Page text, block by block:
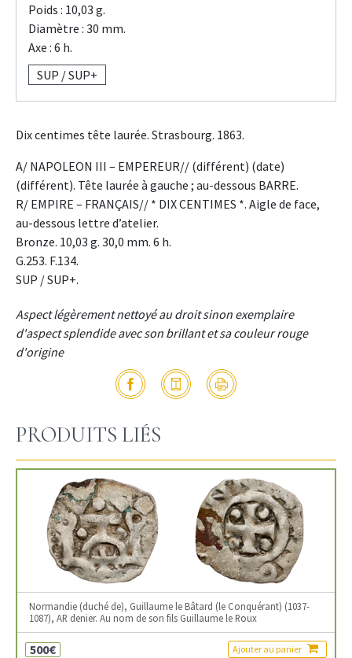
Poids : 10,03 g.
Diamètre : 30 mm.
Axe : 6 h.
SUP / SUP+
Dix centimes tête laurée. Strasbourg. 1863.
A/ NAPOLEON III – EMPEREUR// (différent) (date)
(différent). Tête laurée à gauche ; au-dessous BARRE.
R/ EMPIRE – FRANÇAIS// * DIX CENTIMES *. Aigle de face,
au-dessous lettre d’atelier.
Bronze. 10,03 g. 30,0 mm. 6 h.
G.253. F.134.
SUP / SUP+.
Aspect légèrement nettoyé au droit sinon exemplaire
d'aspect splendide avec son brillant et sa couleur rouge
d'origine
PRODUITS LIÉS
Normandie (duché de), Guillaume le Bâtard (le Conquérant) (1037-
1087), AR denier. Au nom de son fils Guillaume le Roux
500€ Ajouter au panier